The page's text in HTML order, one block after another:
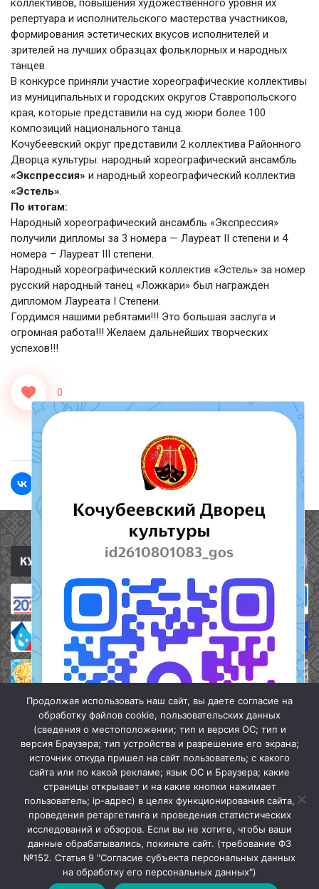
Мы в МАХ
Закрыть
коллективов, повышения художественного уровня их
репертуара и исполнительского мастерства участников,
формирования эстетических вкусов исполнителей и
зрителей на лучших образцах фольклорных и народных
танцев.
В конкурсе приняли участие хореографические коллективы
из муниципальных и городских округов Ставропольского
края, которые представили на суд жюри более 100
композиций национального танца.
Кочубеевский округ представили 2 коллектива Районного
Дворца культуры: народный хореографический ансамбль
«Экспрессия» и народный хореографический коллектив
«Эстель».
По итогам:
Народный хореографический ансамбль «Экспрессия»
получили дипломы за 3 номера — Лауреат II степени и 4
номера – Лауреат III степени.
Народный хореографический коллектив «Эстель» за номер
русский народный танец «Ложкари» был награжден
дипломом Лауреата I Степени.
Гордимся нашими ребятами!!! Это большая заслуга и
огромная работа!!! Желаем дальнейших творческих
успехов!!!
0
Полезные ссылки
«Кочубеевская централизованная клубная система» © 2026
Продолжая использовать наш сайт, вы даете согласие на
обработку файлов cookie, пользовательских данных
(сведения о местоположении; тип и версия ОС; тип и
версия Браузера; тип устройства и разрешение его экрана;
источник откуда пришел на сайт пользователь; с какого
сайта или по какой рекламе; язык ОС и Браузера; какие
страницы открывает и на какие кнопки нажимает
пользователь; ip-адрес) в целях функционирования сайта,
проведения ретаргетинга и проведения статистических
исследований и обзоров. Если вы не хотите, чтобы ваши
данные обрабатывались, покиньте сайт. (требование ФЗ
№152. Статья 9 "Согласие субъекта персональных данных
на обработку его персональных данных")